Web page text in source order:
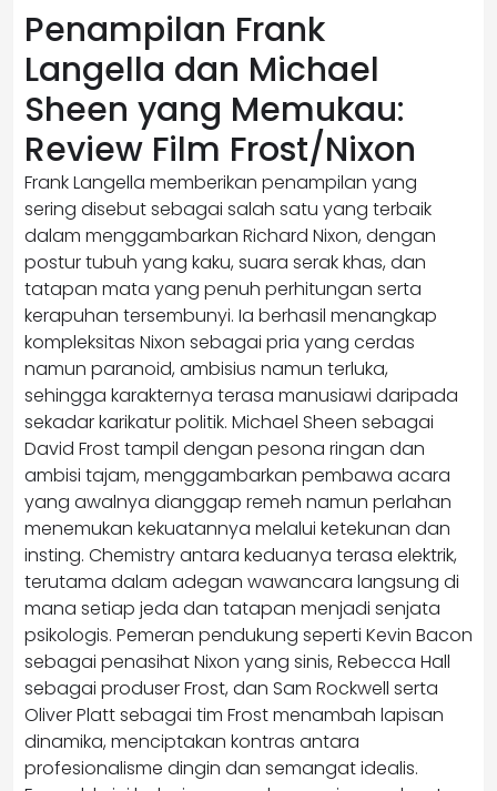
Penampilan Frank
Langella dan Michael
Sheen yang Memukau:
Review Film Frost/Nixon
Frank Langella memberikan penampilan yang
sering disebut sebagai salah satu yang terbaik
dalam menggambarkan Richard Nixon, dengan
postur tubuh yang kaku, suara serak khas, dan
tatapan mata yang penuh perhitungan serta
kerapuhan tersembunyi. Ia berhasil menangkap
kompleksitas Nixon sebagai pria yang cerdas
namun paranoid, ambisius namun terluka,
sehingga karakternya terasa manusiawi daripada
sekadar karikatur politik. Michael Sheen sebagai
David Frost tampil dengan pesona ringan dan
ambisi tajam, menggambarkan pembawa acara
yang awalnya dianggap remeh namun perlahan
menemukan kekuatannya melalui ketekunan dan
insting. Chemistry antara keduanya terasa elektrik,
terutama dalam adegan wawancara langsung di
mana setiap jeda dan tatapan menjadi senjata
psikologis. Pemeran pendukung seperti Kevin Bacon
sebagai penasihat Nixon yang sinis, Rebecca Hall
sebagai produser Frost, dan Sam Rockwell serta
Oliver Platt sebagai tim Frost menambah lapisan
dinamika, menciptakan kontras antara
profesionalisme dingin dan semangat idealis.